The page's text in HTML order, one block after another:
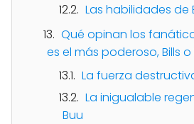
Las habilidades de
Qué opinan los
es el más poderoso, Bills o
La fuerza
La inigualable
Buu